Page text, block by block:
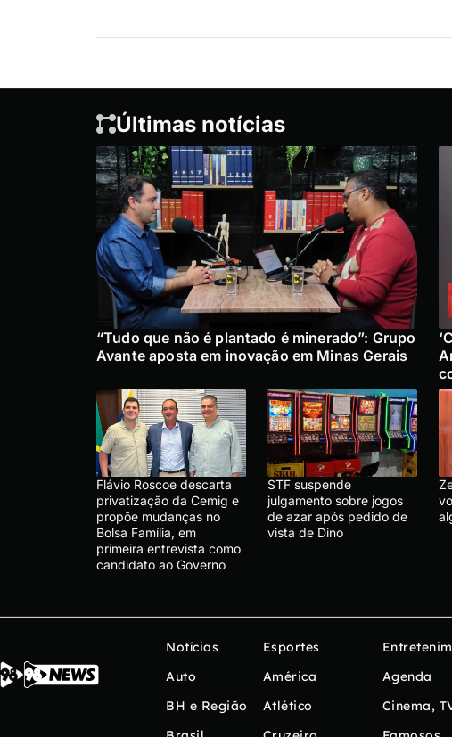
Últimas notícias
“Tudo que não é plantado é minerado”: Grupo
Avante aposta em inovação em Minas Gerais
Flávio Roscoe descarta
privatização da Cemig e
propõe mudanças no
Bolsa Família, em
primeira entrevista como
candidato ao Governo
STF suspende
julgamento sobre jogos
de azar após pedido de
vista de Dino
Notícias
Auto
BH e Região
Esportes
América
Atlético
Agenda
Cinema,